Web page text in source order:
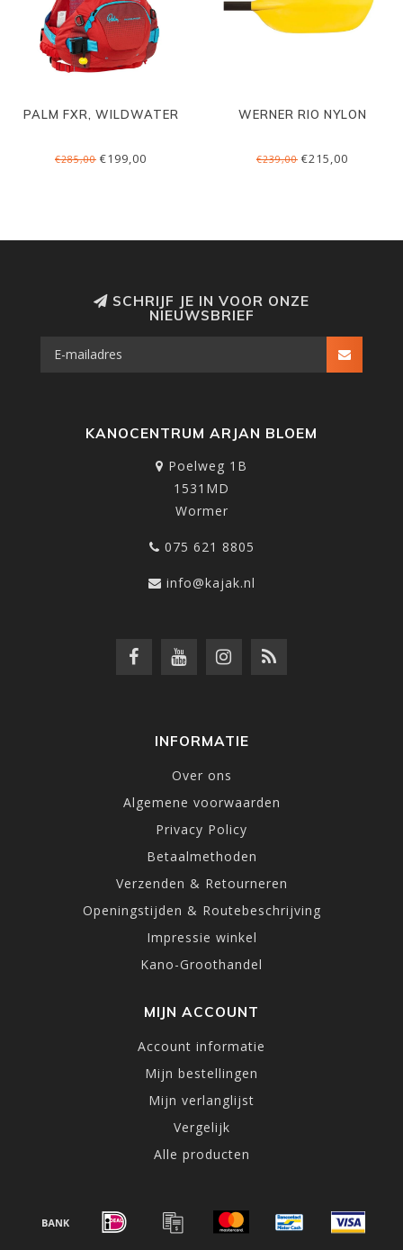
PALM FXR, WILDWATER
€285,00 €199,00
WERNER RIO NYLON
€239,00 €215,00
SCHRIJF JE IN VOOR ONZE
NIEUWSBRIEF
KANOCENTRUM ARJAN BLOEM
Poelweg 1B
1531MD
Wormer
075 621 8805
info@kajak.nl
INFORMATIE
Over ons
Algemene voorwaarden
Privacy Policy
Betaalmethoden
Verzenden & Retourneren
Openingstijden & Routebeschrijving
Impressie winkel
Kano-Groothandel
MIJN ACCOUNT
Account informatie
Mijn bestellingen
Mijn verlanglijst
Vergelijk
Alle producten